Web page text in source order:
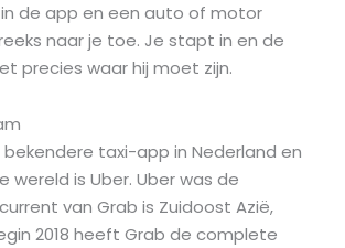
de app en een auto of motor
naar je toe. Je stapt in en de
precies waar hij moet zijn.
bekendere taxi-app in Nederland en
wereld is Uber. Uber was de
van Grab is Zuidoost Azië,
2018 heeft Grab de complete